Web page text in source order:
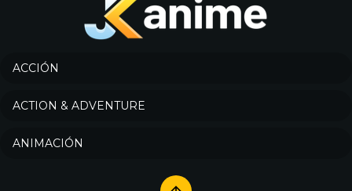
Josei
Música
ACCIÓN
ACTION & ADVENTURE
ANIMACIÓN